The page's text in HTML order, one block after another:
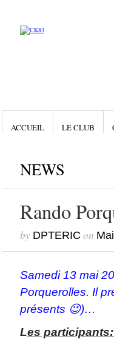
ACCUEIL LE CLUB
NEWS
Rando
by DPTERIC on
Samedi 13 mai
Porquerolles. Il
présents 😉)…
Les participants: